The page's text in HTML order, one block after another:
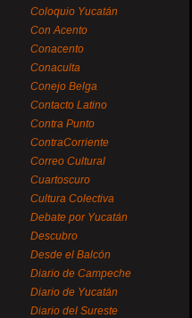
Coloquio Yucatán
Con Acento
Conacento
Conaculta
Conejo Belga
Contacto Latino
Contra Punto
ContraCorriente
Correo Cultural
Cuartoscuro
Cultura Colectiva
Debate por Yucatán
Descubro
Desde el Balcón
Diario de Campeche
Diario de Yucatán
Diario del Sureste